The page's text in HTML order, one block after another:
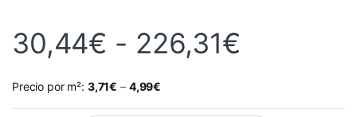
30,44€ - 226,31€
Precio por m²: 3,71€ – 4,99€